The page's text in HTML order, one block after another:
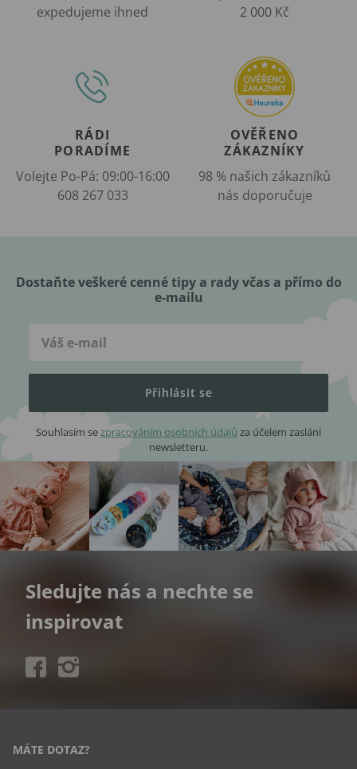
expedujeme ihned
2 000 Kč
RÁDI
PORADÍME
Volejte Po-Pá: 09:00-16:00
608 267 033
OVĚŘENO
ZÁKAZNÍKY
98 % našich zákazníků
nás doporučuje
Dostaňte veškeré cenné tipy a rady včas a přímo do
e-mailu
Přihlásit se
Souhlasím sezpracováním osobních údajů za účelem zaslání
newsletteru.
Sledujte nás a nechte se
inspirovat
MÁTE DOTAZ?